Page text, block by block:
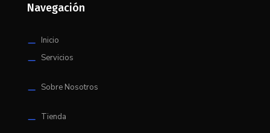
Navegación
K Inicio
K Servicios
K Sobre Nosotros
K Tienda